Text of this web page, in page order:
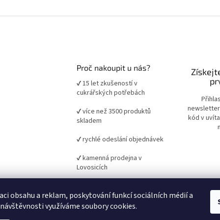
obsahu a reklam, poskytování funkcí sociálních médií a
využíváme soubory cookies.
Proč nakoupit u nás?
✔ 15 let zkušeností v
cukrářských potřebách
✔ více než 3500 produktů
skladem
✔ rychlé odeslání objednávek
✔ kamenná prodejna v
Lovosicích
pro domácí i profesionální
pečení
kód v